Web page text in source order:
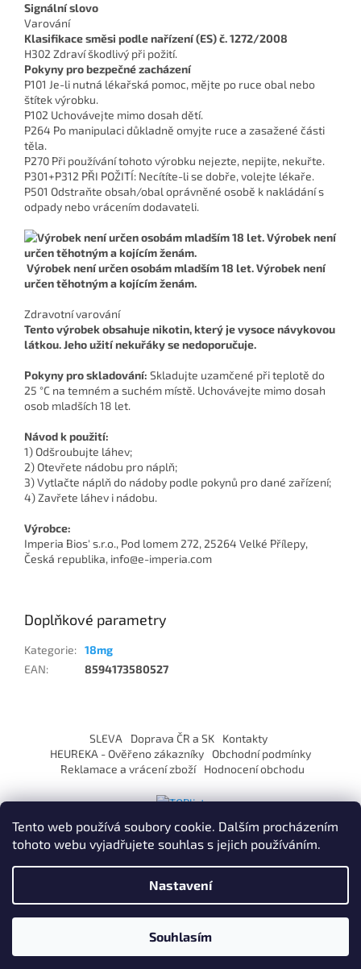
Tento web používá soubory cookie. Dalším procházením
tohoto webu vyjadřujete souhlas s jejich používáním.
Nastavení
Souhlasím
Signální slovo
Varování
Klasifikace směsi podle nařízení (ES) č. 1272/2008
H302 Zdraví škodlivý při požití.
Pokyny pro bezpečné zacházení
P101 Je-li nutná lékařská pomoc, mějte po ruce obal nebo
štítek výrobku.
P102 Uchovávejte mimo dosah dětí.
P264 Po manipulaci důkladně omyjte ruce a zasažené části
těla.
P270 Při používání tohoto výrobku nejezte, nepijte, nekuřte.
P301+P312 PŘI POŽITÍ: Necítíte-li se dobře, volejte lékaře.
P501 Odstraňte obsah/obal oprávněné osobě k nakládání s
odpady nebo vrácením dodavateli.
Výrobek není určen osobám mladším 18 let. Výrobek není
určen těhotným a kojícím ženám.
Zdravotní varování
Tento výrobek obsahuje nikotin, který je vysoce návykovou
látkou. Jeho užití nekuřáky se nedoporučuje.
Pokyny pro skladování: Skladujte uzamčené při teplotě do
25 °C na temném a suchém místě. Uchovávejte mimo dosah
osob mladších 18 let.
Návod k použití:
1) Odšroubujte láhev;
2) Otevřete nádobu pro náplň;
3) Vytlačte náplň do nádoby podle pokynů pro dané zařízení;
4) Zavřete láhev i nádobu.
Výrobce:
Imperia Bios' s.r.o., Pod lomem 272, 25264 Velké Přílepy,
Česká republika, info@e-imperia.com
Doplňkové parametry
Kategorie: 18mg
EAN: 8594173580527
í
SLEVA Doprava ČR a SK
Kontakty
HEUREKA - Ověřeno zákazníky
Obchodní podmínky
Reklamace a vrácení zboží
Hodnocení obchodu